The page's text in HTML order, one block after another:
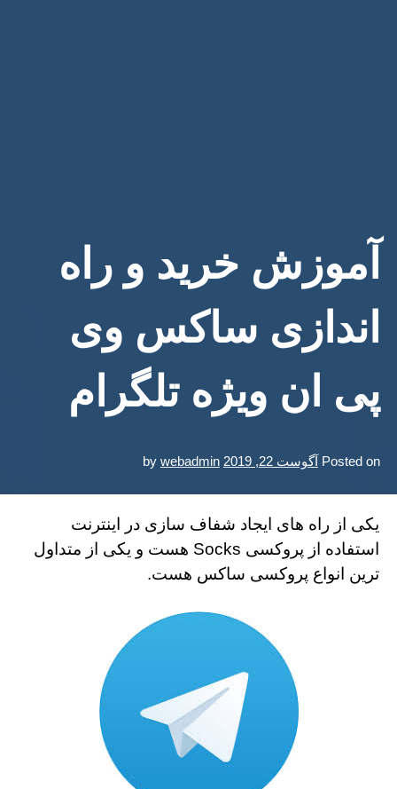
آموزش خرید و راه
اندازی ساکس وی
پی ان ویژه تلگرام
Posted on آگوست 22, 2019 by webadmin
یکی از راه های ایجاد شفاف سازی در اینترنت
استفاده از پروکسی Socks هست و یکی از متداول
ترین انواع پروکسی ساکس هست.